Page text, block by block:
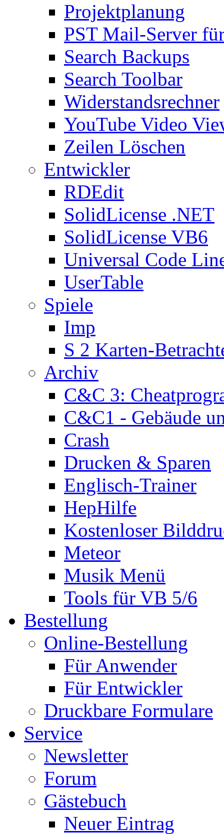
Projektplanung
PST Mail-Server
Search Backups
Search Toolbar
Widerstandsrechner
YouTube Video
Zeilen Löschen
Entwickler
RDEdit
SolidLicense .NET
SolidLicense VB6
Universal Code
UserTable
Spiele
Imp
S 2 Karten-
Archiv
C&C 3:
C&C1 - Gebäude
Crash
Drucken & Sparen
Englisch-Trainer
HepHilfe
Kostenloser
Meteor
Musik Menü
Tools für VB 5/6
Bestellung
Online-Bestellung
Für Anwender
Für Entwickler
Druckbare Formulare
Service
Newsletter
Forum
Gästebuch
Neuer Eintrag